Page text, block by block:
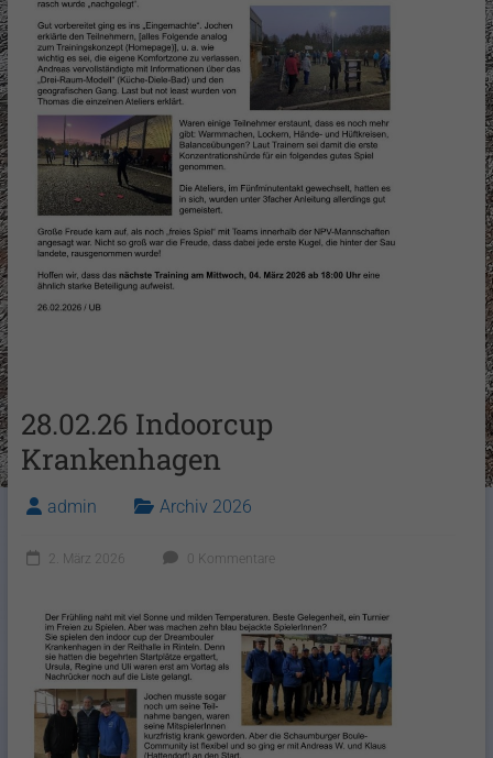
28.02.26 Indoorcup
Krankenhagen
admin Archiv 2026
2. März 2026 0 Kommentare